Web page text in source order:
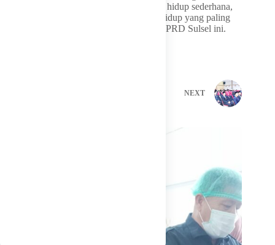
selalu diukur dari fasilitas. Masyarakat kita hidup sederhana,
tetapi penuh rasa syukur. Itulah pelajaran hidup yang paling
berharga dari KKN,” ujar mantan Ketua DPRD Sulsel ini.
NEXT